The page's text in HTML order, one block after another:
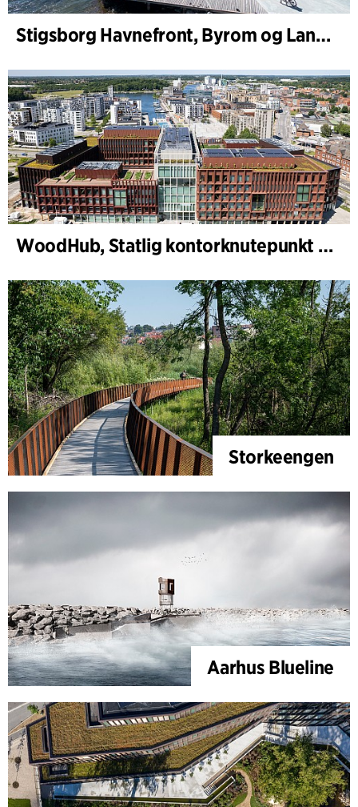
Stigsborg Havnefront, Byrom og Landskap
WoodHub, Statlig kontorknutepunkt i Odense
Storkeengen
Aarhus Blueline